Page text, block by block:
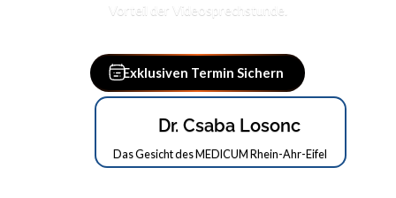
Vorteil der Videosprechstunde.
Exklusiven Termin Sichern
Exklusiven Termin Sichern
Dr. Csaba Losonc
Das Gesicht des MEDICUM Rhein-Ahr-Eifel